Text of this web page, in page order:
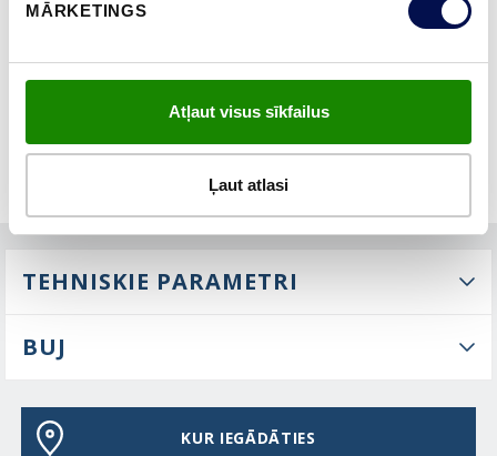
MĀRKETINGS
Atļaut visus sīkfailus
Ļaut atlasi
TEHNISKIE PARAMETRI
BUJ
KUR IEGĀDĀTIES